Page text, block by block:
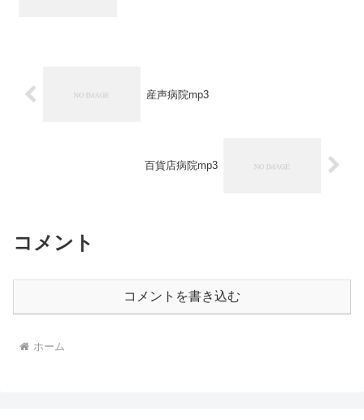
産声病院mp3
百貨店病院mp3
コメント
コメントを書き込む
ホーム